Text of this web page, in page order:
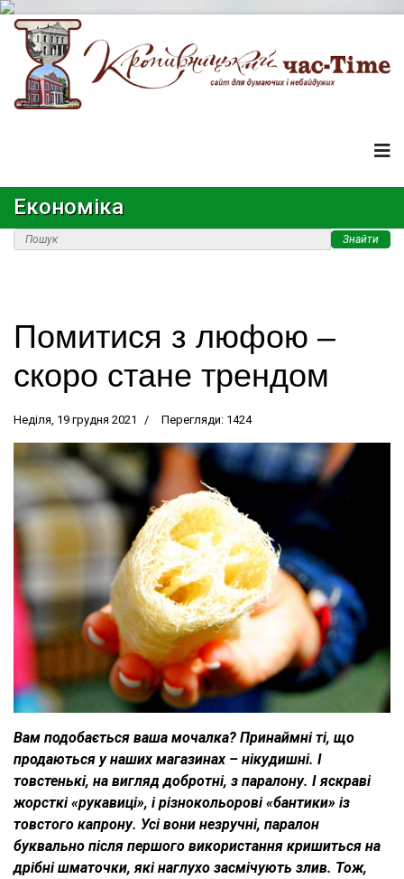
Економіка
Знайти
Помитися з люфою –
скоро стане трендом
Неділя, 19 грудня 2021 Перегляди: 1424
Вам подобається ваша мочалка? Принаймні ті, що
продаються у наших магазинах – нікудишні. І
товстенькі, на вигляд добротні, з паралону. І яскраві
жорсткі «рукавиці», і різнокольорові «бантики» із
товстого капрону. Усі вони незручні, паралон
буквально після першого використання кришиться на
дрібні шматочки, які наглухо засмічують злив. Тож,